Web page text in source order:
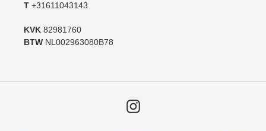
T +31611043143
KVK 82981760
BTW NL002963080B78
Instagram